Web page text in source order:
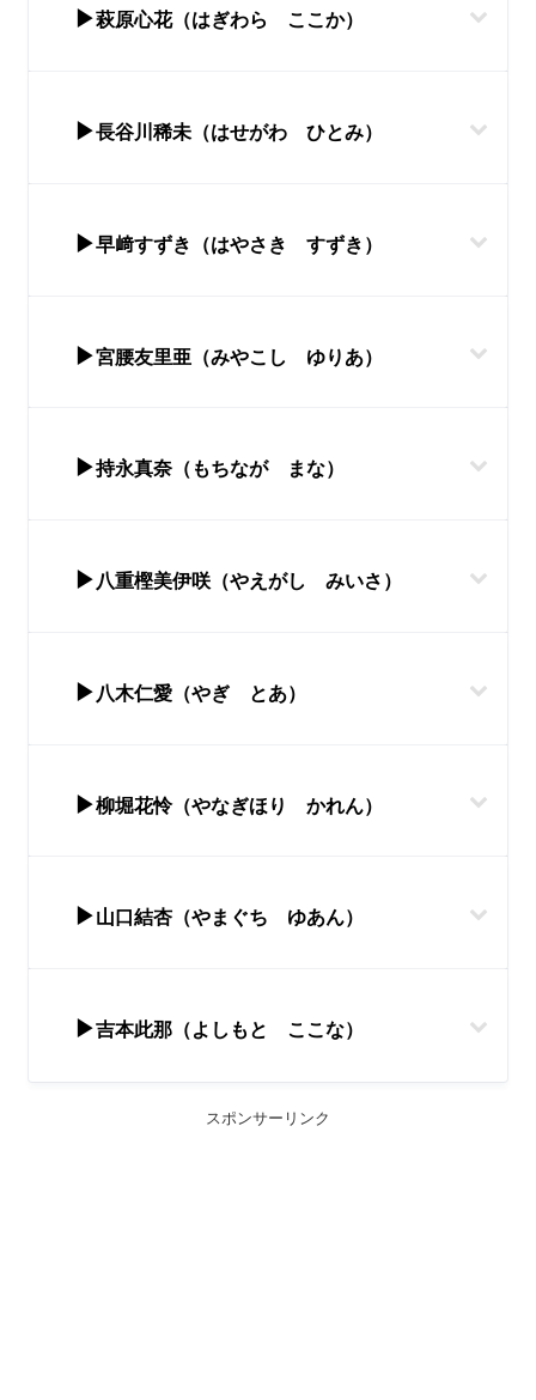
▶萩原心花（はぎわら ここか）
▶長谷川稀未（はせがわ ひとみ）
▶早﨑すずき（はやさき すずき）
▶宮腰友里亜（みやこし ゆりあ）
▶持永真奈（もちなが まな）
▶ 八重樫美伊咲（やえがし みいさ）
▶ 八木仁愛（やぎ とあ）
▶柳堀花怜（やなぎほり かれん）
▶山口結杏（やまぐち ゆあん）
▶吉本此那（よしもと ここな）
スポンサーリンク